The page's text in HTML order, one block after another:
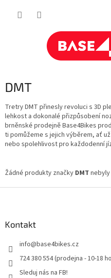
DMT
Tretry DMT přinesly revoluci s 3D
lehkost a dokonalé přizpůsobení
brněnské prodejně Base4Bikes
ti pomůžeme s jejich výběrem, ať
nebo spolehlivost pro každodenní
Žádné produkty značky DMT nebyly
Kontakt
info@base4bikes.cz
724 380 554 (prodejna - 10-18
Sleduj nás na FB!